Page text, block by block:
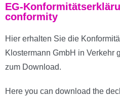
EG-
conformity
Hier erhalten Sie die
Klostermann GmbH in Verkehr
zum Download.
Here you can download the